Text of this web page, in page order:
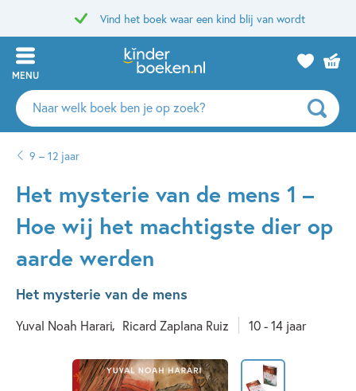
Vind het boek waar een kind blij van wordt
MENU
Zoeken
naar
auteurs
uitgevers
9 – 12 jaar
Het mysterie van de mens 1 –
Hoe wij het machtigste dier op
aarde werden
Het mysterie van de mens
Yuval Noah Harari Ricard Zaplana Ruiz 10 - 14 jaar